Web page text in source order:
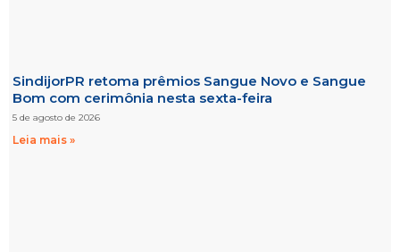
SindijorPR retoma prêmios Sangue Novo e Sangue
Bom com cerimônia nesta sexta-feira
5 de agosto de 2026
Leia mais »